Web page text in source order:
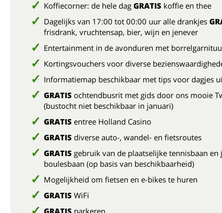
Koffiecorner: de hele dag GRATIS koffie en thee
Dagelijks van 17:00 tot 00:00 uur alle drankjes
frisdrank, vruchtensap, bier, wijn en jenever
Entertainment in de avonduren met
Kortingsvouchers voor diverse
Informatiemap beschikbaar met tips voor dagjes
GRATIS ochtendbusrit met gids door ons mooie
(bustocht niet beschikbaar in januari)
GRATIS entree Holland Casino
GRATIS diverse auto-, wandel- en fietsroutes
GRATIS gebruik van de plaatselijke tennisbaan en
boulesbaan (op basis van beschikbaarheid)
Mogelijkheid om fietsen en e-bikes te huren
GRATIS WiFi
GRATIS parkeren